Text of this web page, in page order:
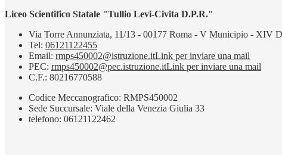
Liceo Scientifico Statale "Tullio Levi-Civita D.P.R."
Via Torre Annunziata, 11/13 - 00177 Roma - V Municipio - XIV
Tel: 06121122455
Email: rmps450002@istruzione.itLink per inviare una mail
PEC: rmps450002@pec.istruzione.itLink per inviare una mail
C.F.: 80216770588
Codice Meccanografico: RMPS450002
Sede Succursale: Viale della Venezia Giulia 33
telefono: 06121122462